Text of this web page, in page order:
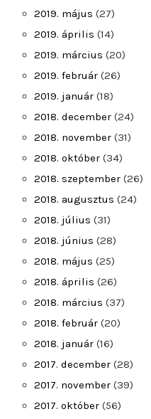
2019. május (27)
2019. április (14)
2019. március (20)
2019. február (26)
2019. január (18)
2018. december (24)
2018. november (31)
2018. október (34)
2018. szeptember (26)
2018. augusztus (24)
2018. július (31)
2018. június (28)
2018. május (25)
2018. április (26)
2018. március (37)
2018. február (20)
2018. január (16)
2017. december (28)
2017. november (39)
2017. október (56)